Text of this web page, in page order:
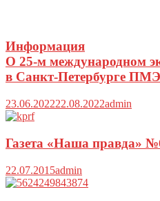
Информация
О 25-м международном
в Санкт-Петербурге
23.06.202222.08.2022admin
Газета «Наша правда»
22.07.2015admin